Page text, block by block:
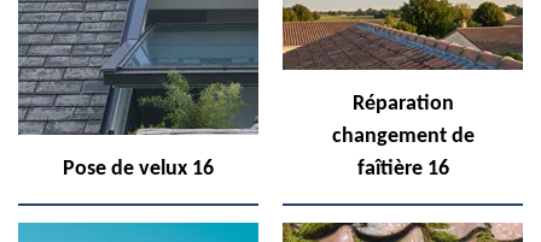
Pose de velux 16
Réparation
changement de
faîtière 16